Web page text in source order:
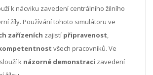
k nácviku zavedení centrálního žilního
žíly. Používání tohoto simulátoru ve
zařízeních zajistí připravenost,
všech pracovníků. Ve
k názorné demonstraci zavedení